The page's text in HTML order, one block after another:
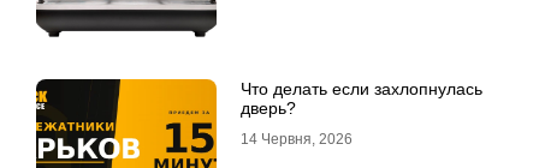
Что делать если захлопнулась
дверь?
14 Червня, 2026